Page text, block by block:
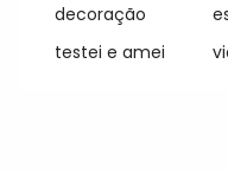
decoração
testei e amei